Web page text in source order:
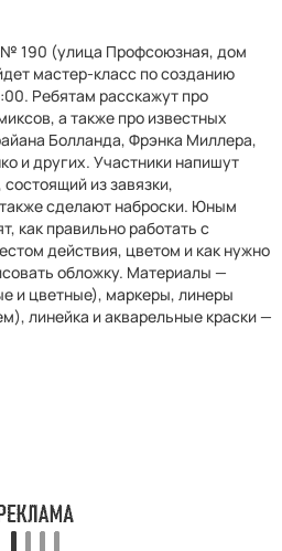
№ 190 (улица Профсоюзная, дом
мастер-класс по созданию
Ребятам расскажут про
а также про известных
Болланда, Фрэнка Миллера,
и других. Участники напишут
из завязки,
сделают наброски. Юным
как правильно работать с
действия, цветом и как нужно
обложку. Материалы —
и цветные), маркеры, линеры
линейка и акварельные краски —